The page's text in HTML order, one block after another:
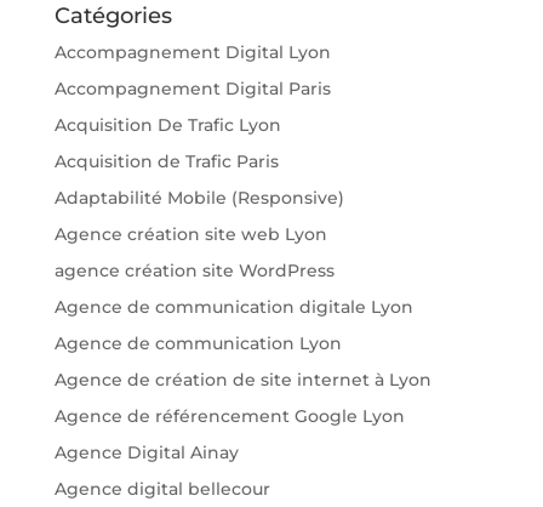
Catégories
Accompagnement Digital Lyon
Accompagnement Digital Paris
Acquisition De Trafic Lyon
Acquisition de Trafic Paris
Adaptabilité Mobile (Responsive)
Agence création site web Lyon
agence création site WordPress
Agence de communication digitale Lyon
Agence de communication Lyon
Agence de création de site internet à Lyon
Agence de référencement Google Lyon
Agence Digital Ainay
Agence digital bellecour